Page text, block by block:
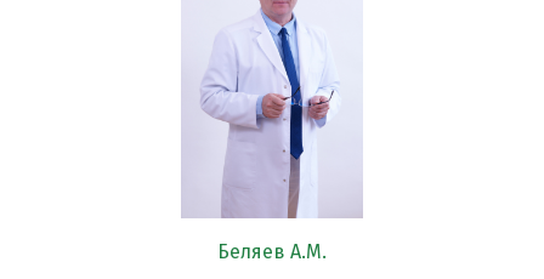
Беляев А.М.